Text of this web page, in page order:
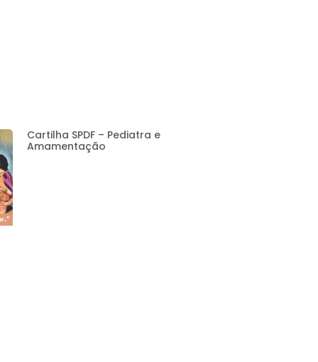
Cartilha SPDF – Pediatra e
Amamentação